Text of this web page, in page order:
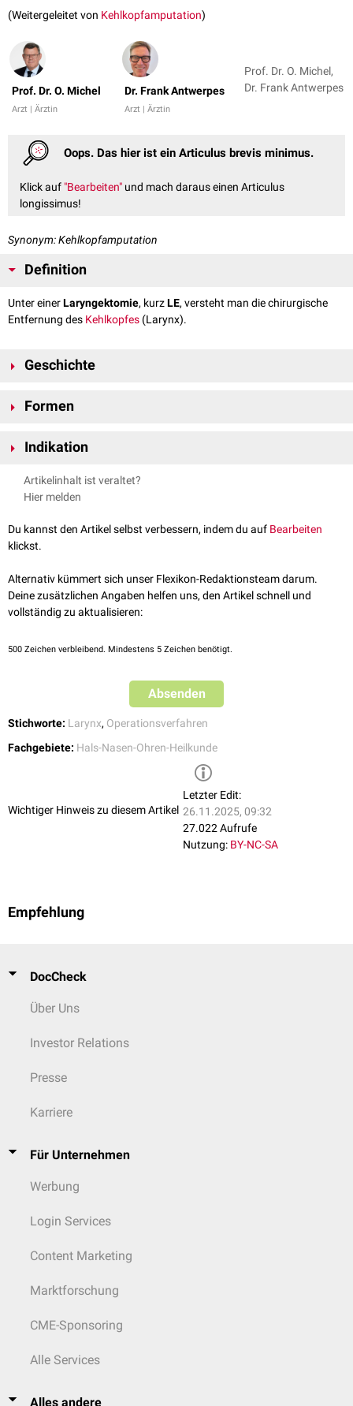
(Weitergeleitet von Kehlkopfamputation)
Prof. Dr. O. Michel
Arzt | Ärztin
Dr. Frank Antwerpes
Arzt | Ärztin
Prof. Dr. O. Michel,
Dr. Frank Antwerpes
Oops. Das hier ist ein Articulus brevis minimus.
Klick auf "Bearbeiten" und mach daraus einen Articulus
longissimus!
Synonym: Kehlkopfamputation
Definition
Unter einerLaryngektomie, kurzLE, versteht man die chirurgische
Entfernung des Kehlkopfes (Larynx).
Geschichte
Billrothim Jahre 1873 durchgeführt.
Formen
totale Laryngektomie
Indikation
Artikelinhalt ist veraltet?
Hier melden
Du kannst den Artikel selbst verbessern, indem du auf Bearbeiten
klickst.
Alternativ kümmert sich unser Flexikon-Redaktionsteam darum.
Deine zusätzlichen Angaben helfen uns, den Artikel schnell und
vollständig zu aktualisieren:
500 Zeichen verbleibend. Mindestens 5 Zeichen benötigt.
Absenden
Stichworte: Larynx, Operationsverfahren
Fachgebiete: Hals-Nasen-Ohren-Heilkunde
Wichtiger Hinweis zu diesem Artikel
Letzter Edit:
26.11.2025, 09:32
27.022 Aufrufe
Nutzung: BY-NC-SA
Empfehlung
DocCheck
Über Uns
Investor Relations
Presse
Karriere
Für Unternehmen
Werbung
Login Services
Content Marketing
Marktforschung
CME-Sponsoring
Alle Services
Alles andere